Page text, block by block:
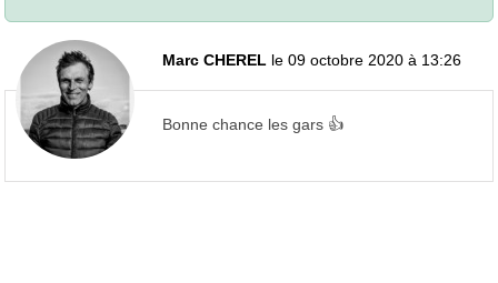
Marc CHEREL le 09 octobre 2020 à 13:26
Bonne chance les gars 👍